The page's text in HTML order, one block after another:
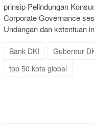
prinsip Pelindungan
Corporate Governance
Undangan dan ketentuan
Bank DKI Gubernur
top 50 kota global